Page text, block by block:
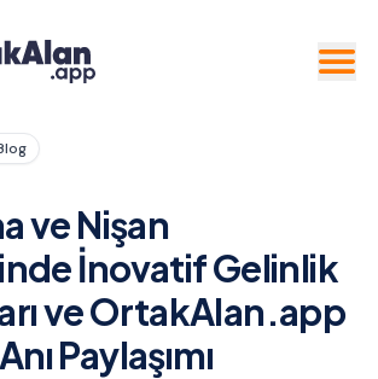
ve Nişan
İnovatif Gelinlik
ve OrtakAlan.app
Paylaşımı